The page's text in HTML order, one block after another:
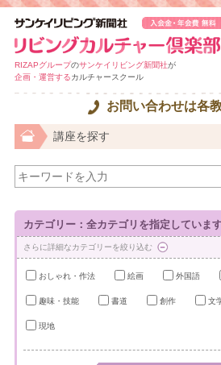
RIZAPグループのサンケイリビング新聞社が
企画・運営するカルチャースクール
お問い合わせは各
講座を探す
カテゴリー：全カテゴリを指定していま
さらに詳細なカテゴリーを絞り込む
おしゃれ・作法 絵画 外国語
趣味・技能 書道 創作 文
現地